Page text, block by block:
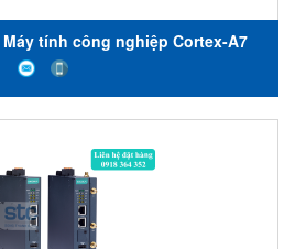
Máy tính công nghiệp Cortex-A7
với mô-đun TPM tích hợp, mô-
1 khe cắm mở rộng cho mô-đun